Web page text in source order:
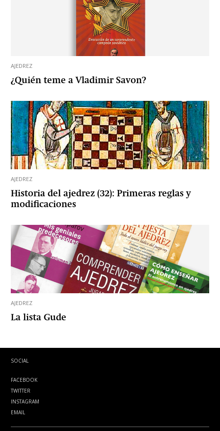
AJEDREZ
¿Quién teme a Vladimir Savon?
AJEDREZ
Historia del ajedrez (32): Primeras reglas y
modificaciones
AJEDREZ
La lista Gude
SOCIAL
FACEBOOK
TWITTER
INSTAGRAM
EMAIL